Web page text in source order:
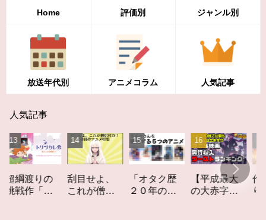
Home 評価別 ジャンル別
放送年代別 アニメコラム 人気記事
人気記事
りの
「ト
刮目せよ、
これが僧侶
「オタク歴
２０年の私
【平成最大
の大赤字】
作家性
りかす